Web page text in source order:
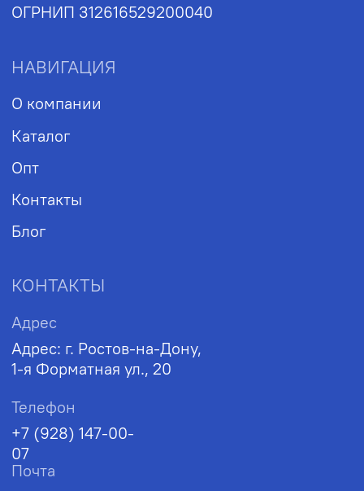
Политика обработки персональных данных
Пн-Пт: 9:00-18:00